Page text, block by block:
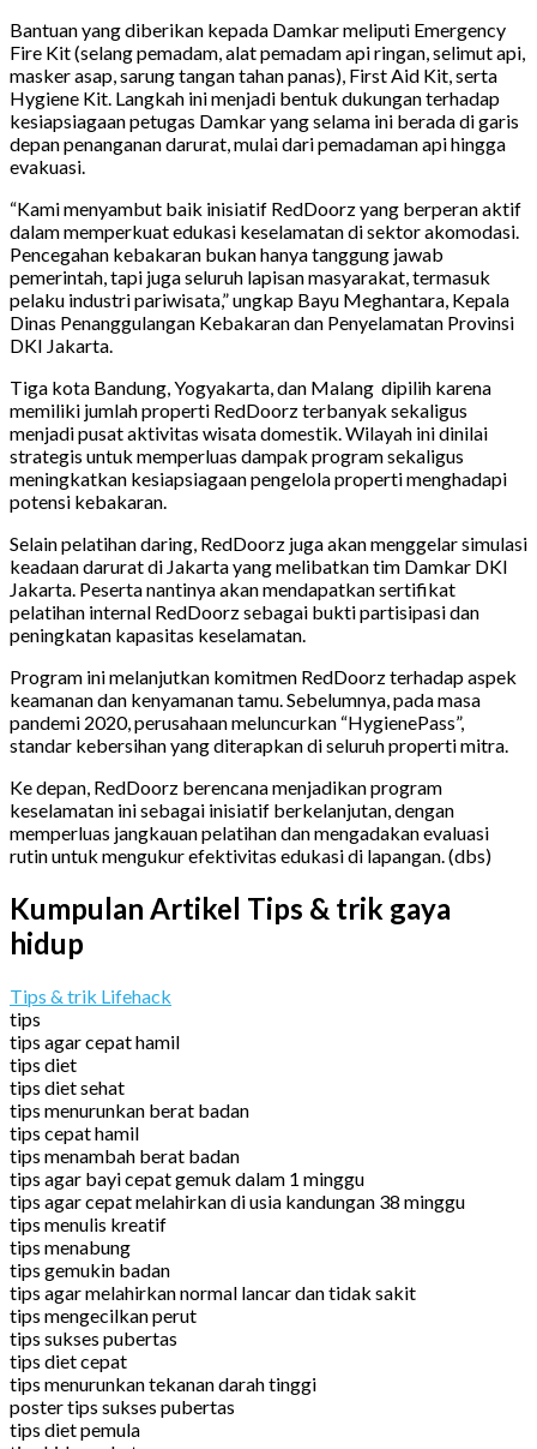
Bantuan yang diberikan kepada Damkar meliputi Emergency
Fire Kit (selang pemadam, alat pemadam api ringan, selimut api,
masker asap, sarung tangan tahan panas), First Aid Kit, serta
Hygiene Kit. Langkah ini menjadi bentuk dukungan terhadap
kesiapsiagaan petugas Damkar yang selama ini berada di garis
depan penanganan darurat, mulai dari pemadaman api hingga
evakuasi.
“Kami menyambut baik inisiatif RedDoorz yang berperan aktif
dalam memperkuat edukasi keselamatan di sektor akomodasi.
Pencegahan kebakaran bukan hanya tanggung jawab
pemerintah, tapi juga seluruh lapisan masyarakat, termasuk
pelaku industri pariwisata,” ungkap Bayu Meghantara, Kepala
Dinas Penanggulangan Kebakaran dan Penyelamatan Provinsi
DKI Jakarta.
Tiga kota Bandung, Yogyakarta, dan Malang dipilih karena
memiliki jumlah properti RedDoorz terbanyak sekaligus
menjadi pusat aktivitas wisata domestik. Wilayah ini dinilai
strategis untuk memperluas dampak program sekaligus
meningkatkan kesiapsiagaan pengelola properti menghadapi
potensi kebakaran.
Selain pelatihan daring, RedDoorz juga akan menggelar simulasi
keadaan darurat di Jakarta yang melibatkan tim Damkar DKI
Jakarta. Peserta nantinya akan mendapatkan sertifikat
pelatihan internal RedDoorz sebagai bukti partisipasi dan
peningkatan kapasitas keselamatan.
Program ini melanjutkan komitmen RedDoorz terhadap aspek
keamanan dan kenyamanan tamu. Sebelumnya, pada masa
pandemi 2020, perusahaan meluncurkan “HygienePass”,
standar kebersihan yang diterapkan di seluruh properti mitra.
Ke depan, RedDoorz berencana menjadikan program
keselamatan ini sebagai inisiatif berkelanjutan, dengan
memperluas jangkauan pelatihan dan mengadakan evaluasi
rutin untuk mengukur efektivitas edukasi di lapangan. (dbs)
Kumpulan Artikel Tips & trik gaya
hidup
Tips & trik Lifehack
tips
tips agar cepat hamil
tips diet
tips diet sehat
tips menurunkan berat badan
tips cepat hamil
tips menambah berat badan
tips agar bayi cepat gemuk dalam 1 minggu
tips agar cepat melahirkan di usia kandungan 38 minggu
tips menulis kreatif
tips menabung
tips gemukin badan
tips agar melahirkan normal lancar dan tidak sakit
tips mengecilkan perut
tips sukses pubertas
tips diet cepat
tips menurunkan tekanan darah tinggi
poster tips sukses pubertas
tips diet pemula